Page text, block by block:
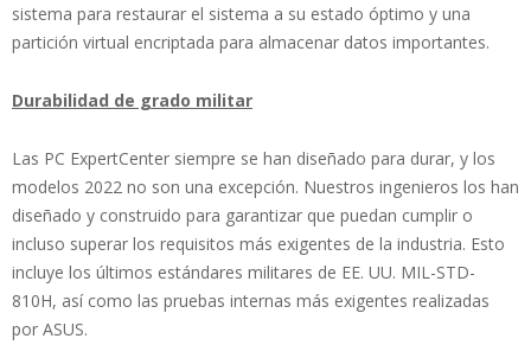
sistema para restaurar el sistema a su estado óptimo y una
partición virtual encriptada para almacenar datos importantes.
Durabilidad de grado militar
Las PC ExpertCenter siempre se han diseñado para durar, y los
modelos 2022 no son una excepción. Nuestros ingenieros los han
diseñado y construido para garantizar que puedan cumplir o
incluso superar los requisitos más exigentes de la industria. Esto
incluye los últimos estándares militares de EE. UU. MIL-STD-
810H, así como las pruebas internas más exigentes realizadas
por ASUS.